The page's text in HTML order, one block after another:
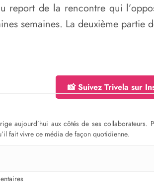
report de la rencontre qui
semaines. La deuxième partie
📸 Suivez Trivela sur
aujourd’hui aux côtés de ses collaborateurs.
fait vivre ce média de façon quotidienne.